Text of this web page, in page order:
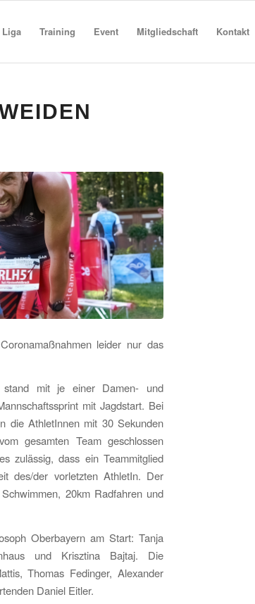
Liga Training Event Mitgliedschaft Kontakt
leider nur das
mit je einer Damen- und
mit Jagdstart. Bei
die AthletInnen mit 30 Sekunden
gesamten Team geschlossen
zulässig, dass ein Teammitglied
des/der vorletzten AthletIn. Der
20km Radfahren und
Oberbayern am Start: Tanja
und Krisztina Bajtaj. Die
Thomas Fedinger, Alexander
Daniel Eitler.